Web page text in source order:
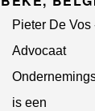
Pieter De Vos
Advocaat
is een